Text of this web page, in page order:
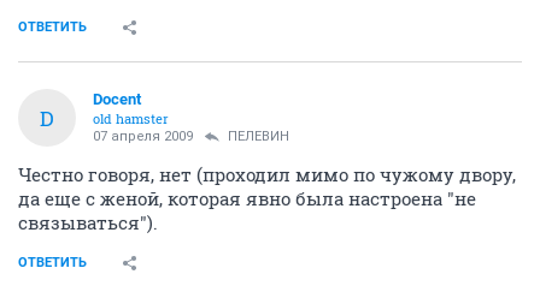
ОТВЕТИТЬ
D
Docent
old hamster
07 апреля 2009 ПЕЛЕВИН
Честно говоря, нет (проходил мимо по чужому двору,
да еще с женой, которая явно была настроена "не
связываться").
ОТВЕТИТЬ